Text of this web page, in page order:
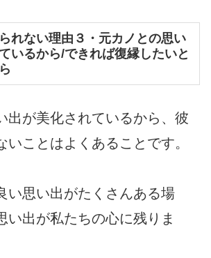
れない理由３・元カノとの思い
いるから/できれば復縁したいと
出が美化されているから、彼
いことはよくあることです。
い思い出がたくさんある場
い出が私たちの心に残りま